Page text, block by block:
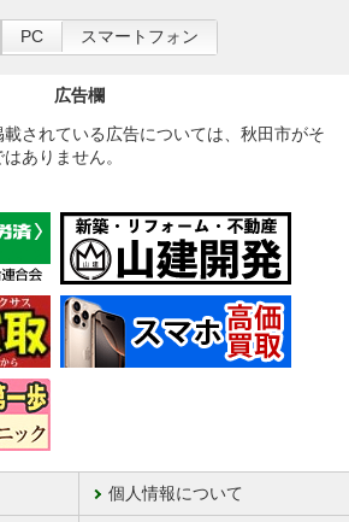
PC スマートフォン
広告欄
されている広告については、秋田市がそ
ありません。
個人情報について